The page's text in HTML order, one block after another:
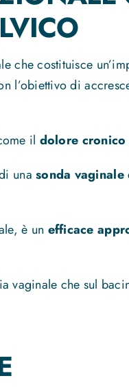
che costituisce
l’obiettivo di
il dolore
una sonda vaginale
è un efficace
vaginale che sul